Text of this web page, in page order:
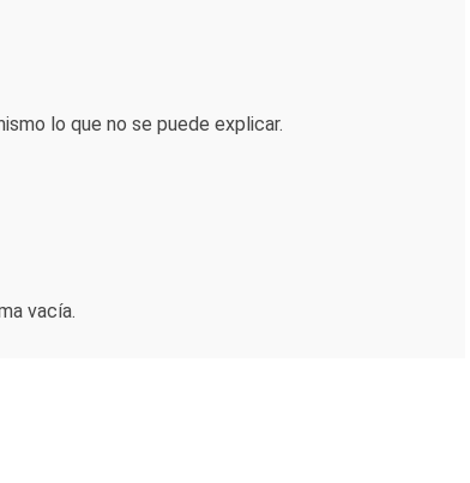
lo que no se puede explicar.
vacía.